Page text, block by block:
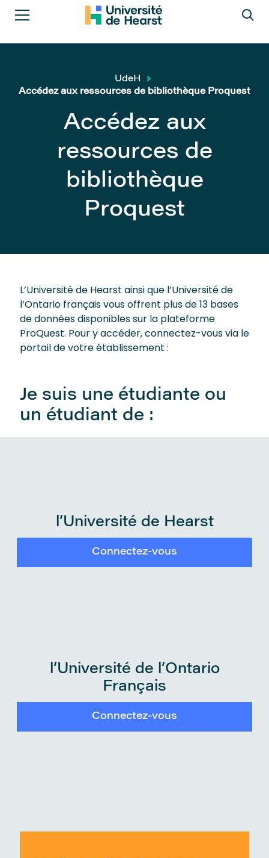
Accédez aux
ressources de
bibliothèque
Proquest
UdeH
Accédez aux ressources de bibliothèque Proquest
L’Université de Hearst ainsi que l’Université de
l’Ontario français vous offrent plus de 13 bases
de données disponibles sur la plateforme
ProQuest. Pour y accéder, connectez-vous via le
portail de votre établissement :
Je suis une étudiante ou
un étudiant de :
l’Université de Hearst
Connectez-vous
l’Université de l’Ontario
Français
Connectez-vous